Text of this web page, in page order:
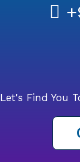
Let's Find You